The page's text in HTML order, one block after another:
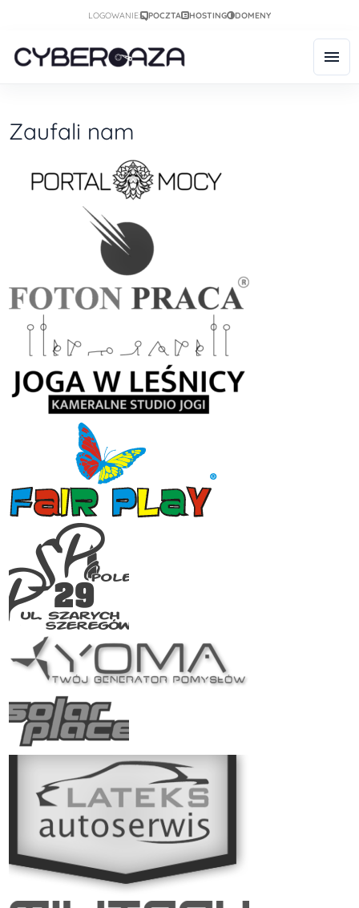
LOGOWANIE: POCZTA HOSTING DOMENY
Zaufali nam